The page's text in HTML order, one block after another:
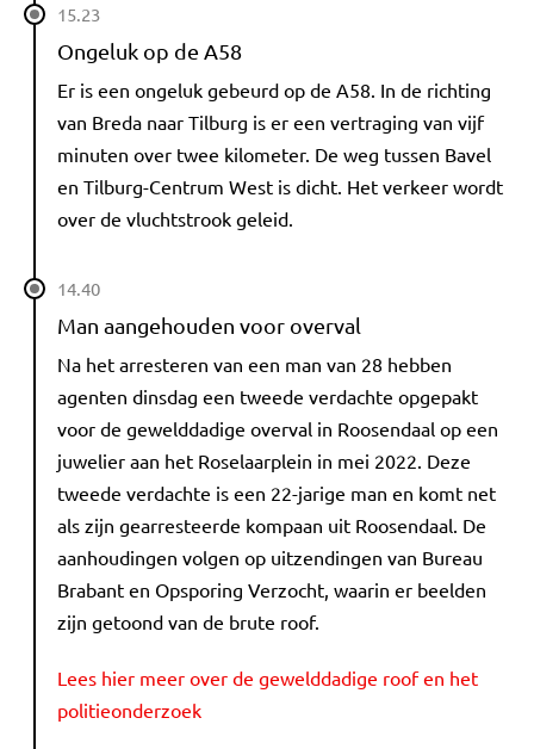
15.23
Ongeluk op de A58
Er is een ongeluk gebeurd op de A58. In de richting
van Breda naar Tilburg is er een vertraging van vijf
minuten over twee kilometer. De weg tussen Bavel
en Tilburg-Centrum West is dicht. Het verkeer wordt
over de vluchtstrook geleid.
14.40
Man aangehouden voor overval
Na het arresteren van een man van 28 hebben
agenten dinsdag een tweede verdachte opgepakt
voor de gewelddadige overval in Roosendaal op een
juwelier aan het Roselaarplein in mei 2022. Deze
tweede verdachte is een 22-jarige man en komt net
als zijn gearresteerde kompaan uit Roosendaal. De
aanhoudingen volgen op uitzendingen van Bureau
Brabant en Opsporing Verzocht, waarin er beelden
zijn getoond van de brute roof.
Lees hier meer over de gewelddadige roof en het
politieonderzoek